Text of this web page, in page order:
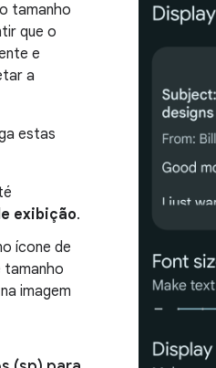
tamanho
que o
e
a
estas
exibição.
ícone de
tamanho
imagem